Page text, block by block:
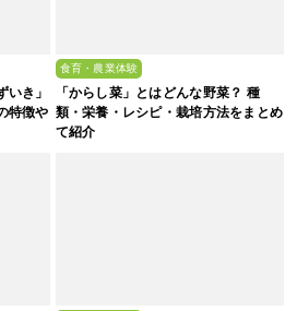
き」
特徴や
食育・農業体験
「からし菜」とはどんな野菜？ 種
類・栄養・レシピ・栽培方法をまとめ
て紹介